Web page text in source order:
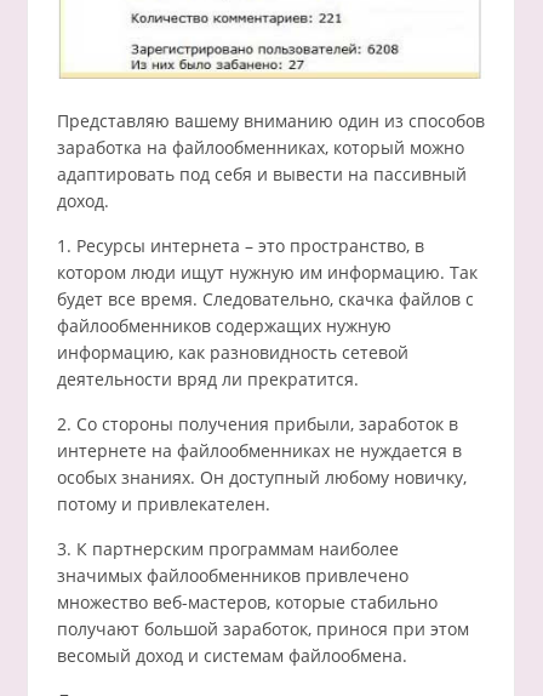
Представляю вашему вниманию один из способов
заработка на файлообменниках, который можно
адаптировать под себя и вывести на пассивный
доход.
1. Ресурсы интернета – это пространство, в
котором люди ищут нужную им информацию. Так
будет все время. Следовательно, скачка файлов с
файлообменников содержащих нужную
информацию, как разновидность сетевой
деятельности вряд ли прекратится.
2. Со стороны получения прибыли, заработок в
интернете на файлообменниках не нуждается в
особых знаниях. Он доступный любому новичку,
потому и привлекателен.
3. К партнерским программам наиболее
значимых файлообменников привлечено
множество веб-мастеров, которые стабильно
получают большой заработок, принося при этом
весомый доход и системам файлообмена.